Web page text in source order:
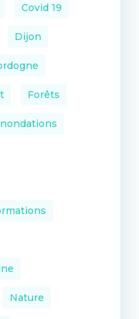
Covid 19
Dijon
Forêts
Nature